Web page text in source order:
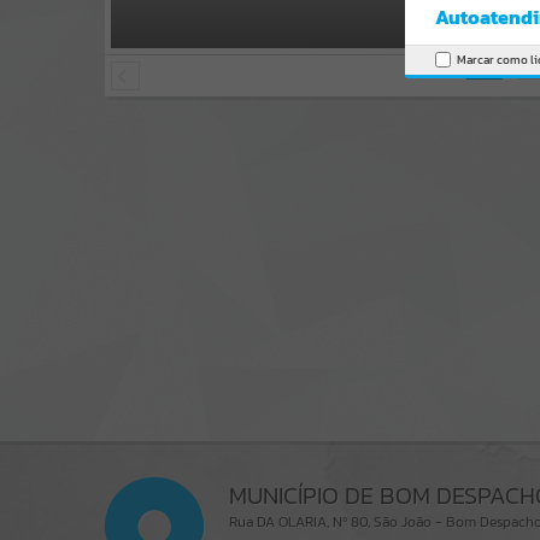
MUNICÍPIO DE BOM
Rua DA OLARIA, Nº 80, São João - Bom
Marcar como